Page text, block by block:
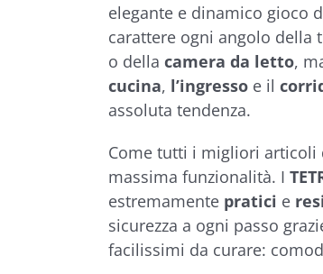
elegante e dinamico gioco
carattere ogni angolo della
o della camera da letto,
cucina, l’ingresso e il
assoluta tendenza.
Come tutti i migliori articoli
massima funzionalità. I
estremamente pratici e
sicurezza a ogni passo
facilissimi da curare: